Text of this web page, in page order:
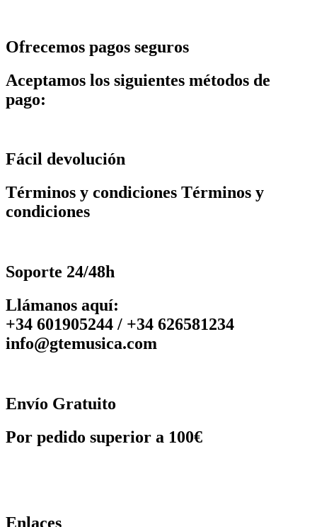
Ofrecemos pagos seguros
Aceptamos los siguientes métodos de
pago:
Fácil devolución
Términos y condiciones Términos y
condiciones
Soporte 24/48h
Llámanos aquí:
+34 601905244 / +34 626581234
info@gtemusica.com
Envío Gratuito
Por pedido superior a 100€
Enlaces